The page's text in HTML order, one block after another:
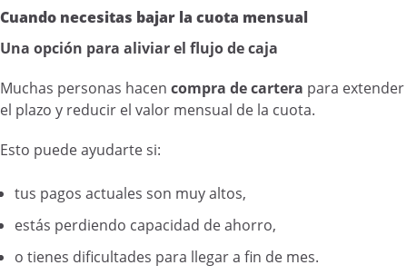
Cuando necesitas bajar la cuota mensual
Una opción para aliviar el flujo de caja
Muchas personas hacen compra de cartera para extender
el plazo y reducir el valor mensual de la cuota.
Esto puede ayudarte si:
tus pagos actuales son muy altos,
estás perdiendo capacidad de ahorro,
o tienes dificultades para llegar a fin de mes.